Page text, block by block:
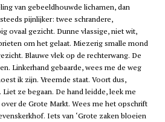
van gebeeldhouwde lichamen, dan
pijnlijker: twee schrandere,
ovaal gezicht. Dunne vlassige, niet wit,
om het gelaat. Miezerig smalle mond
Blauwe vlek op de rechterwang. De
Linkerhand gebaarde, wees me de weg
ik zijn. Vreemde staat. Voort dus,
ze begaan. De hand leidde, leek me
de Grote Markt. Wees me het opschrift
Iets van ‘Grote zaken bloeien